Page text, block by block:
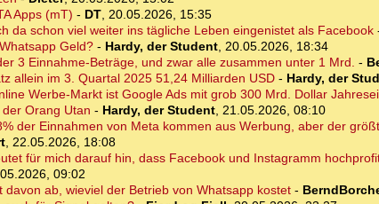
Apps (mT) - DT, 20.05.2026, 15:35
da schon viel weiter ins tägliche Leben eingenistet als Facebook
Geld?- Hardy, der Student, 20.05.2026, 18:34
3 Einnahme-Beträge, und zwar alle zusammen unter 1 Mrd. -
allein im 3. Quartal 2025 51,24 Milliarden USD- Hardy, der
Werbe-Markt ist Google Ads mit grob 300 Mrd. Dollar
Orang Utan - Hardy, der Student, 21.05.2026, 08:10
der Einnahmen von Meta kommen aus Werbung, aber der
, 22.05.2026, 18:08
für mich darauf hin, dass Facebook und Instagramm
09:02
davon ab, wieviel der Betrieb von Whatsapp kostet-